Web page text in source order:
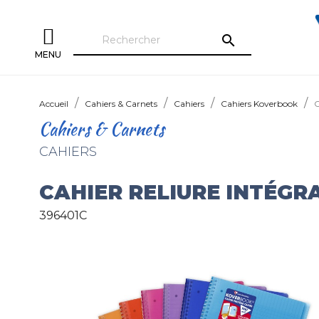
MENU
search
Accueil Cahiers & Carnets Cahiers Cahiers Koverbook
Cahiers & Carnets
CAHIERS
CAHIER RELIURE
396401C